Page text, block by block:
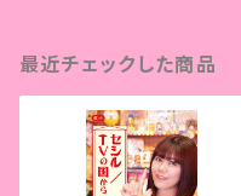
最近チェックした商品